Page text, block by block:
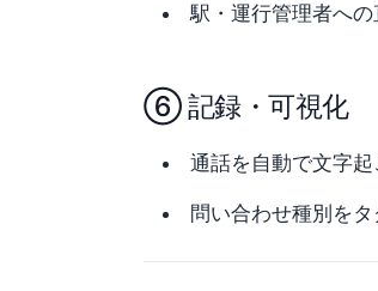
駅・運行管理者へ
⑥ 記録・可視化
通話を自動で文字
問い合わせ種別を